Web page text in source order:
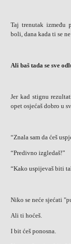
Taj trenutak između
boli, dana kada ti se
Ali baš tada se sve
Jer kad stignu
opet osjećaš dobro u
“Znala sam da ćeš
“Predivno izgledaš!”
“Kako uspijevaš biti
Niko se neće sjećati
Ali ti hoćeš.
I bit ćeš ponosna.